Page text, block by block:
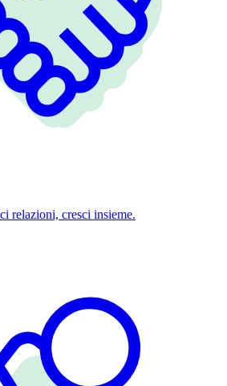
relazioni, cresci insieme.